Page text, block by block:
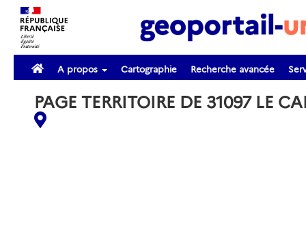
A propos Cartographie Recherche avancée
PAGE TERRITOIRE DE 31097 LE